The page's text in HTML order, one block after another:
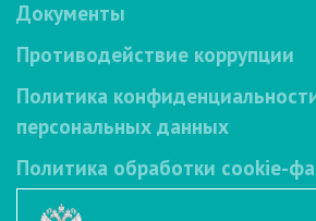
Документы
Противодействие коррупции
Политика
персональных данных
Политика обработки cookie-